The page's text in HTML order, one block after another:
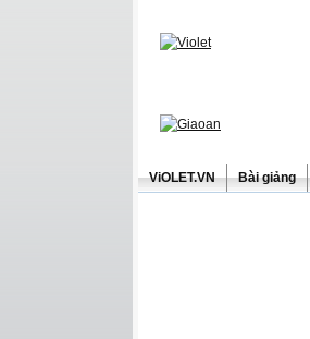
ViOLET.VN Bài giảng